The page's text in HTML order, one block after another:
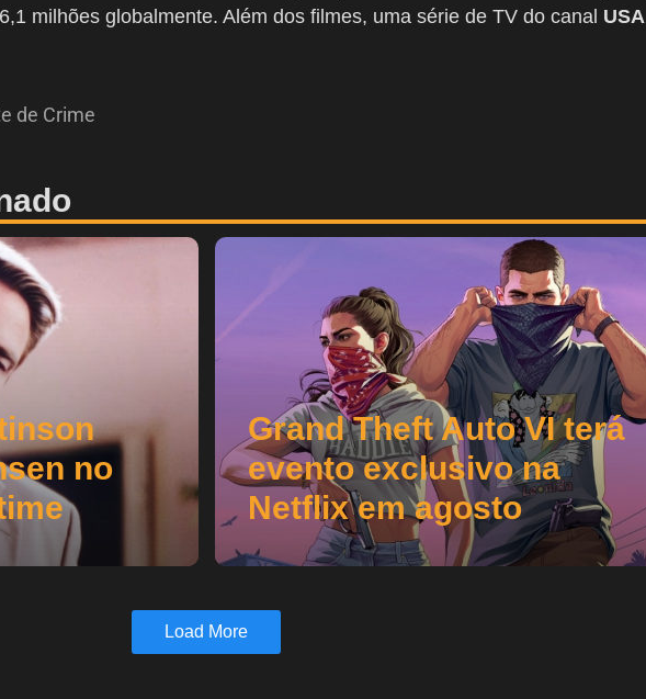
milhões globalmente. Além dos filmes, uma série de TV do canal USA
de Crime
no
Grand Theft Auto VI terá
evento exclusivo na
Netflix em agosto
Load More